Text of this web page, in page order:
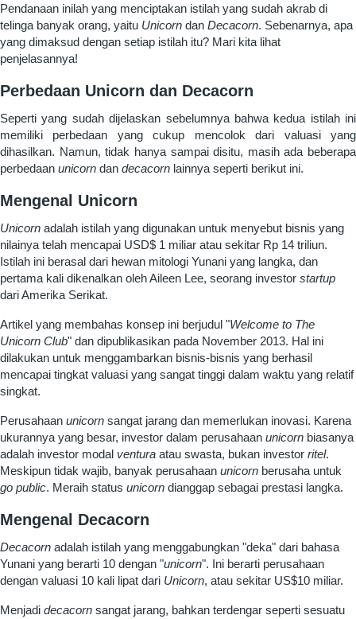
Pendanaan inilah yang menciptakan istilah yang sudah akrab di
telinga banyak orang, yaitu Unicorn dan Decacorn. Sebenarnya, apa
yang dimaksud dengan setiap istilah itu? Mari kita lihat
penjelasannya!
Perbedaan Unicorn dan Decacorn
Seperti yang sudah dijelaskan sebelumnya bahwa kedua istilah ini
memiliki perbedaan yang cukup mencolok dari valuasi yang
dihasilkan. Namun, tidak hanya sampai disitu, masih ada beberapa
perbedaan unicorn dan decacorn lainnya seperti berikut ini.
Mengenal Unicorn
Unicorn adalah istilah yang digunakan untuk menyebut bisnis yang
nilainya telah mencapai USD$ 1 miliar atau sekitar Rp 14 triliun.
Istilah ini berasal dari hewan mitologi Yunani yang langka, dan
pertama kali dikenalkan oleh Aileen Lee, seorang investor startup
dari Amerika Serikat.
Artikel yang membahas konsep ini berjudul "Welcome to The
Unicorn Club" dan dipublikasikan pada November 2013. Hal ini
dilakukan untuk menggambarkan bisnis-bisnis yang berhasil
mencapai tingkat valuasi yang sangat tinggi dalam waktu yang relatif
singkat.
Perusahaan unicorn sangat jarang dan memerlukan inovasi. Karena
ukurannya yang besar, investor dalam perusahaan unicorn biasanya
adalah investor modal ventura atau swasta, bukan investor ritel.
Meskipun tidak wajib, banyak perusahaan unicorn berusaha untuk
go public. Meraih status unicorn dianggap sebagai prestasi langka.
Mengenal Decacorn
Decacorn adalah istilah yang menggabungkan "deka" dari bahasa
Yunani yang berarti 10 dengan "unicorn". Ini berarti perusahaan
dengan valuasi 10 kali lipat dari Unicorn, atau sekitar US$10 miliar.
Menjadi decacorn sangat jarang, bahkan terdengar seperti sesuatu